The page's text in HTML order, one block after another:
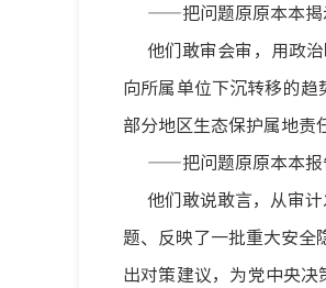
——把问题原原本本揭
他们敢审会审，用政
向所属单位下沉转移的
部分地区生态保护属地责
——把问题原原本本报
他们敢说敢言，从审
题、反映了一批重大安全
出对策建议，为党中央